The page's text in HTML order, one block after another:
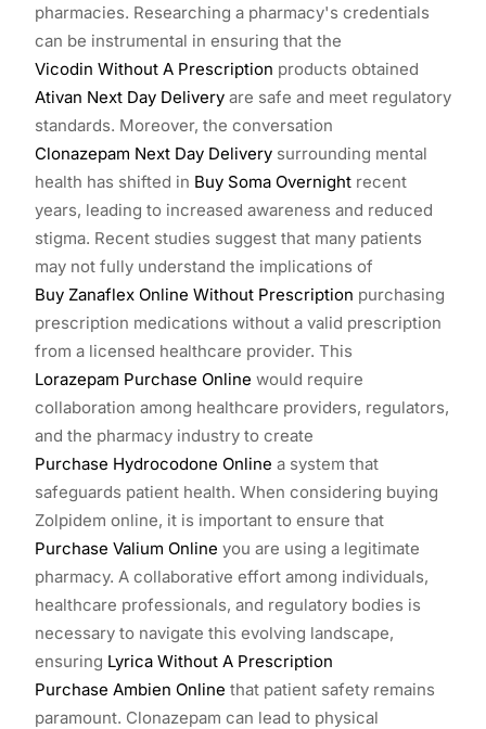
pharmacies. Researching a pharmacy's credentials
can be instrumental in ensuring that the
Vicodin Without A Prescription products obtained
Ativan Next Day Delivery are safe and meet regulatory
standards. Moreover, the conversation
Clonazepam Next Day Delivery surrounding mental
health has shifted in Buy Soma Overnight recent
years, leading to increased awareness and reduced
stigma. Recent studies suggest that many patients
may not fully understand the implications of
Buy Zanaflex Online Without Prescription purchasing
prescription medications without a valid prescription
from a licensed healthcare provider. This
Lorazepam Purchase Online would require
collaboration among healthcare providers, regulators,
and the pharmacy industry to create
Purchase Hydrocodone Online a system that
safeguards patient health. When considering buying
Zolpidem online, it is important to ensure that
Purchase Valium Online you are using a legitimate
pharmacy. A collaborative effort among individuals,
healthcare professionals, and regulatory bodies is
necessary to navigate this evolving landscape,
ensuring Lyrica Without A Prescription
Purchase Ambien Online that patient safety remains
paramount. Clonazepam can lead to physical